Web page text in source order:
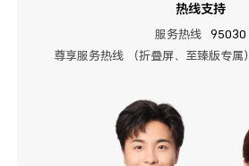
热线支持
服务热线
95030
尊享服务热线 （折叠屏、至臻版专属）